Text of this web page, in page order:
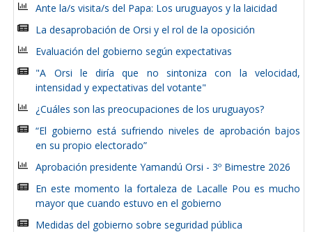
Ante la/s visita/s del Papa: Los uruguayos y la laicidad
La desaprobación de Orsi y el rol de la oposición
Evaluación del gobierno según expectativas
"A Orsi le diría que no sintoniza con la velocidad,
intensidad y expectativas del votante"
¿Cuáles son las preocupaciones de los uruguayos?
“El gobierno está sufriendo niveles de aprobación bajos
en su propio electorado”
Aprobación presidente Yamandú Orsi - 3º Bimestre 2026
En este momento la fortaleza de Lacalle Pou es mucho
mayor que cuando estuvo en el gobierno
Medidas del gobierno sobre seguridad pública